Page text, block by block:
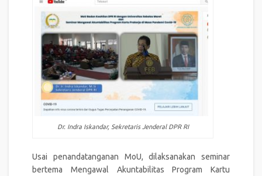
Dr. Indra Iskandar, Sekretaris Jenderal DPR RI
Usai penandatanganan MoU, dilaksanakan seminar
bertema Mengawal Akuntabilitas Program Kartu